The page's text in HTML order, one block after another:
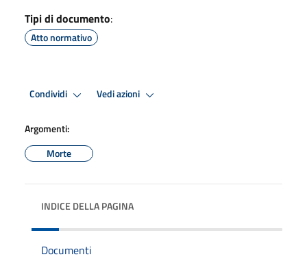
Tipi di documento:
Atto normativo
Condividi Vedi azioni
Argomenti:
Morte
INDICE DELLA PAGINA
Documenti